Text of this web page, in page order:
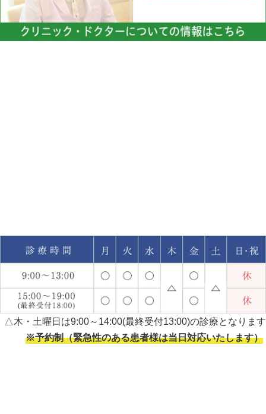
△木・土曜日は9:00～14:00(最終受付13:00)の診療となります
※予約制（緊急性のある患者様は当日対応いたします）